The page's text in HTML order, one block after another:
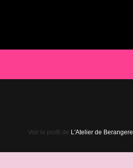
Voir le profil de L'Atelier de Berangere